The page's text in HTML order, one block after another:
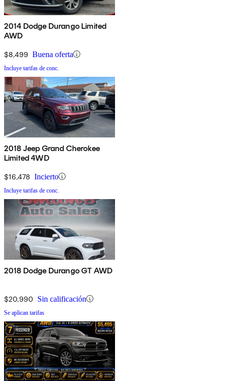
2014 Dodge Durango Limited
AWD
$8,499 Buena oferta
Incluye tarifas de conc.
2018 Jeep Grand Cherokee
Limited 4WD
$16,478 Incierto
Incluye tarifas de conc.
2018 Dodge Durango GT AWD
$20,990 Sin calificación
Se aplican tarifas